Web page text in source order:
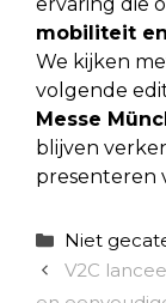
mobiliteit
We kijken
volgende
Messe
blijven
presenteren
Niet
V2C